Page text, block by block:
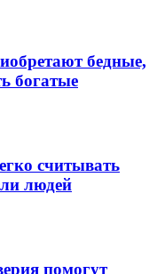
бедные,
богатые
считывать
людей
помогут